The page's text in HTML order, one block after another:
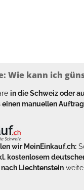
Wie kann ich
in die Schweiz oder
manuellen Auftrag
wir MeinEinkauf.ch:
kostenlosem
Liechtenstein